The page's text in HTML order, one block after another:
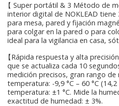
【 Super portátil & 3 Método de
interior digital de NOKLEAD
para mesa, pared y fijación
para colgar en la pared o para
ideal para la vigilancia en casa,
【Rápida respuesta y alta
que se actualiza cada 10
medición precisos, gran rango de
temperatura: -9,9 °C – 60 °C
temperatura: ±1 °C. Mide la
exactitud de humedad: ± 3%.